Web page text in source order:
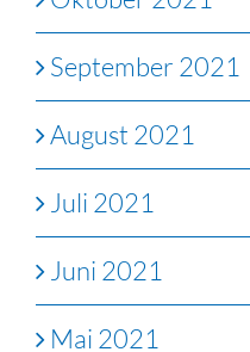
September 2021
August 2021
Juli 2021
Juni 2021
Mai 2021